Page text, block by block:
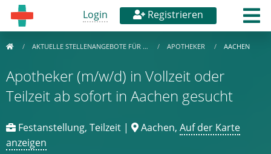
Login Registrieren
AKTUELLE STELLENANGEBOTE FÜR … APOTHEKER AACHEN
Apotheker (m/w/d) in Vollzeit oder
Teilzeit ab sofort in Aachen gesucht
Festanstellung, Teilzeit | Aachen, Auf der Karte
anzeigen